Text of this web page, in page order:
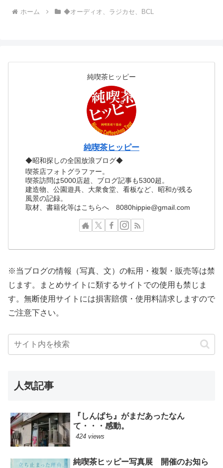
ホーム ◆オーディオ、ラジカセ、BCL
純喫茶ヒッピー
純喫茶ヒッピー
◆昭和探しの全国放浪ブログ◆
喫茶店フォトグラファー。
喫茶訪問は5000店超、ブログ記事も5300超。
建造物、公園遊具、大衆食堂、看板など、昭和が残る
風景の記録。
取材、書籍化等はこちらへ 8080hippie@gmail.com
※当ブログの情報（写真、文）の転用・複製・販売等は禁
じます。まとめサイトに類するサイトでの使用も禁じま
す。無断使用サイトには損害賠償・使用料請求しますので
ご注意下さい。
人気記事
『しんぱち』がまだあったなん
て・・・感動。
424 views
純喫茶ヒッピー写真展 開催のお知ら